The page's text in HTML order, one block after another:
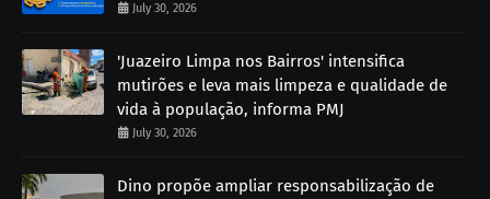
July 30, 2026
'Juazeiro Limpa nos Bairros' intensifica
mutirões e leva mais limpeza e qualidade de
vida à população, informa PMJ
July 30, 2026
Dino propõe ampliar responsabilização de